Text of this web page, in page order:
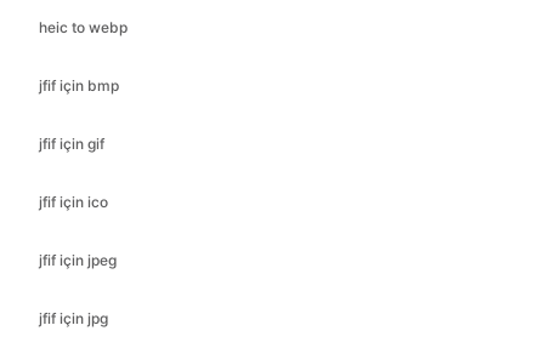
heic to webp
jfif için bmp
jfif için gif
jfif için ico
jfif için jpeg
jfif için jpg